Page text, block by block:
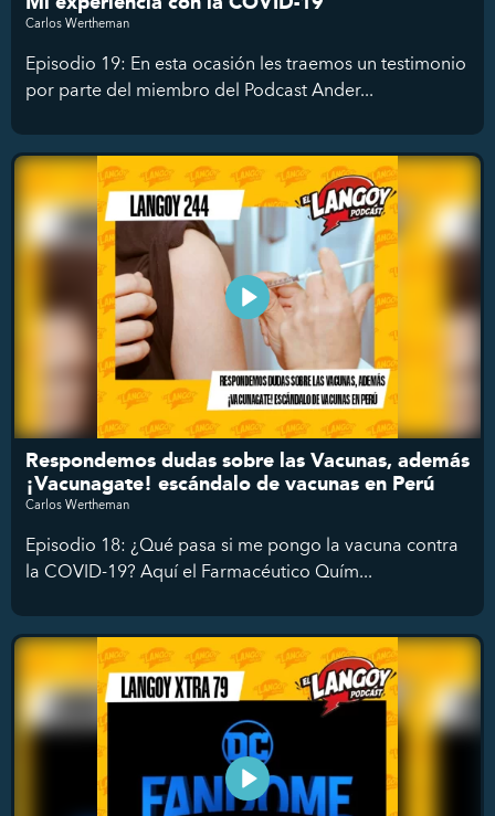
Carlos Wertheman
Episodio 19: En esta ocasión les traemos un testimonio
por parte del miembro del Podcast Ander...
Respondemos dudas sobre las Vacunas, además
¡Vacunagate! escándalo de vacunas en Perú
Carlos Wertheman
Episodio 18: ¿Qué pasa si me pongo la vacuna contra
la COVID-19? Aquí el Farmacéutico Quím...